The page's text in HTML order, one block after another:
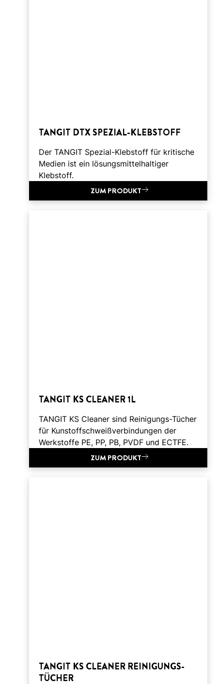
TANGIT DTX SPEZIAL-KLEBSTOFF
Der TANGIT Spezial-Klebstoff für kritische
Medien ist ein lösungsmittelhaltiger
Klebstoff.
ZUM PRODUKT
TANGIT KS CLEANER 1L
TANGIT KS Cleaner sind Reinigungs-Tücher
für Kunstoffschweißverbindungen der
Werkstoffe PE, PP, PB, PVDF und ECTFE.
ZUM PRODUKT
TANGIT KS CLEANER REINIGUNGS-
TÜCHER